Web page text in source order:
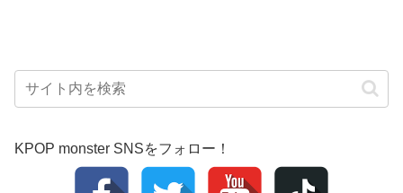
KPOP monster SNSをフォロー！